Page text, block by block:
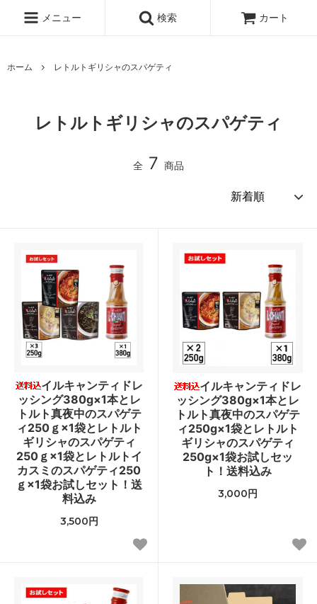
メニュー 検索 カート
ホーム レトルトギリシャのスパゲティ
レトルトギリシャのスパゲティ
全 7 商品
イルキャンティドレ
ッシング380g×1本とレ
トルト真夜中のスパゲテ
ィ250ｇ×1袋とレトルト
ギリシャのスパゲティ
250ｇ×1袋とレトルトイ
カスミのスパゲティ250
ｇ×1袋お試しセット！送
料込み
3,500円
イルキャンティドレ
ッシング380g×1本とレ
トルト真夜中のスパゲテ
ィ250g×1袋とレトルト
ギリシャのスパゲティ
250g×1袋お試しセッ
ト！送料込み
3,000円